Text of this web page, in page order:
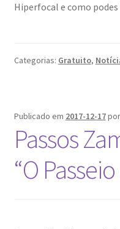
“Um Rio, Uma Serra”,
Hiperfocal e como
Categorias: Gratuito,
Publicado em 2017-12-17por
Passos
“O